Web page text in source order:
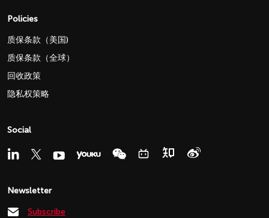
Policies
质保条款（美国)
质保条款（全球）
回收政策
隐私权策略
Social
Newsletter
Subscribe